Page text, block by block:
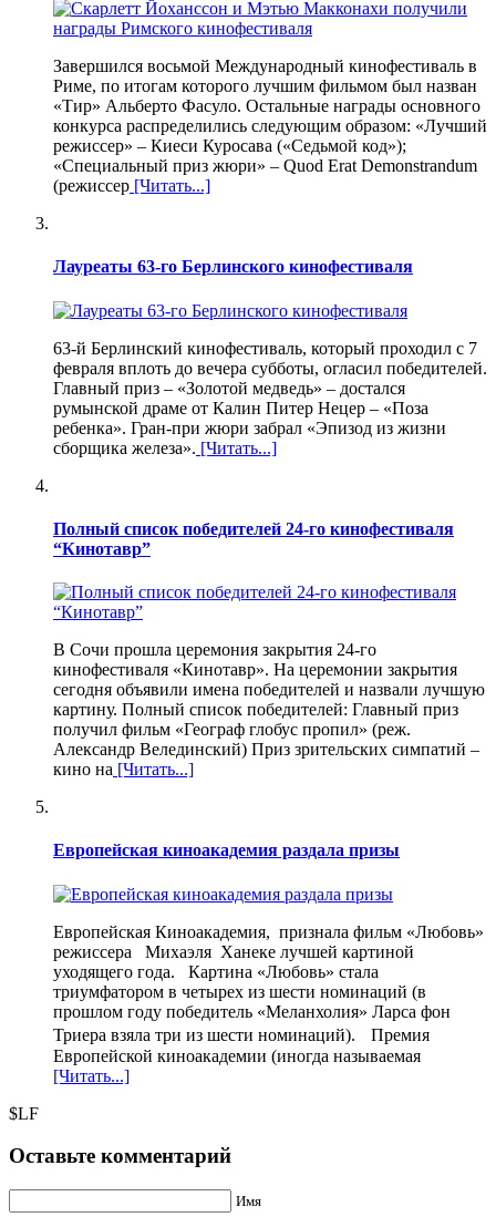
Завершился восьмой Международный кинофестиваль в
Риме, по итогам которого лучшим фильмом был назван
«Тир» Альберто Фасуло. Остальные награды основного
конкурса распределились следующим образом: «Лучший
режиссер» – Киеси Куросава («Седьмой код»);
«Специальный приз жюри» – Quod Erat Demonstrandum
(режиссер [Читать...]
Лауреаты 63-го Берлинского кинофестиваля
63-й Берлинский кинофестиваль, который проходил с 7
февраля вплоть до вечера субботы, огласил победителей.
Главный приз – «Золотой медведь» – достался
румынской драме от Калин Питер Нецер – «Поза
ребенка». Гран-при жюри забрал «Эпизод из жизни
сборщика железа». [Читать...]
Полный список победителей 24-го кинофестиваля
“Кинотавр”
В Сочи прошла церемония закрытия 24-го
кинофестиваля «Кинотавр». На церемонии закрытия
сегодня объявили имена победителей и назвали лучшую
картину. Полный список победителей: Главный приз
получил фильм «Географ глобус пропил» (реж.
Александр Велединский) Приз зрительских симпатий –
кино на [Читать...]
Европейская киноакадемия раздала призы
Европейская Киноакадемия, признала фильм «Любовь»
режиссера Михаэля Ханеке лучшей картиной
уходящего года. Картина «Любовь» стала
триумфатором в четырех из шести номинаций (в
прошлом году победитель «Меланхолия» Ларса фон
Триера взяла три из шести номинаций). Премия
Европейской киноакадемии (иногда называемая
[Читать...]
$LF
Оставьте комментарий
Имя